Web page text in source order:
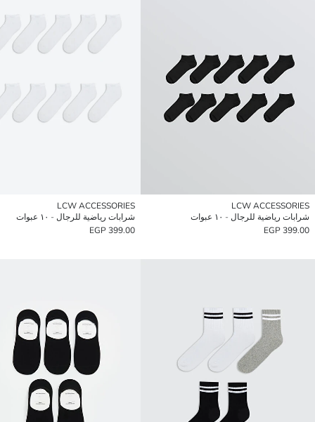
LCW ACCESSORIES
شرابات رياضية للرجال - ١٠ عبوات
399.00 EGP
LCW ACCESSORIES
شرابات رياضية للرجال - ١٠ عبوات
399.00 EGP